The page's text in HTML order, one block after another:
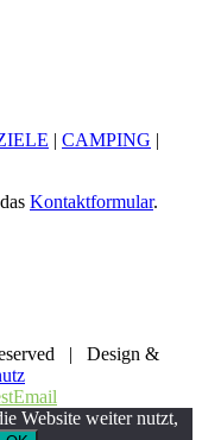
| CAMPING |
Kontaktformular.
| Design &
Email
Website weiter nutzt,